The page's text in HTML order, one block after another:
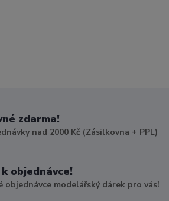
zdarma!
nad 2000 Kč (Zásilkovna + PPL)
objednávce!
objednávce modelářský dárek pro vás!